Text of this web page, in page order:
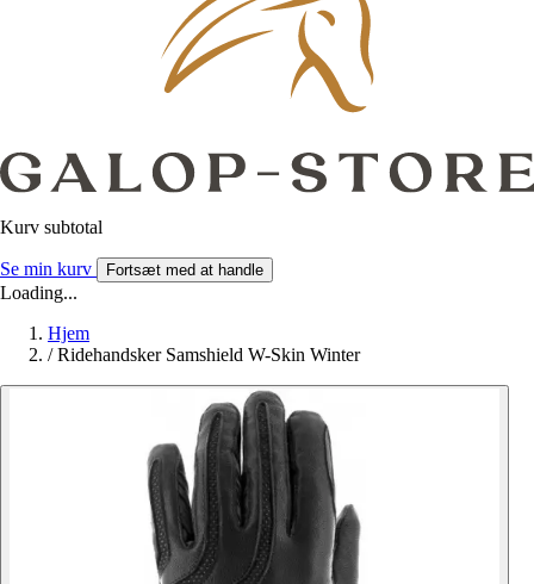
Kurv subtotal
Se min kurv Fortsæt med at handle
Loading...
Hjem
/ Ridehandsker Samshield W-Skin Winter